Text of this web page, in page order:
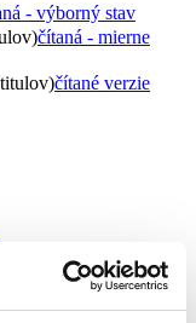
- výborný stav
čítaná - mierne
čítané verzie
1